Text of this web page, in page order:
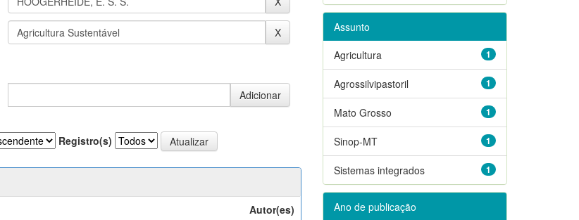
Registro(s)
Autor(es)
Assunto
1
Agricultura
1
Agrossilvipastoril
1
Mato Grosso
1
Sinop-MT
1
Sistemas integrados
Ano de publicação